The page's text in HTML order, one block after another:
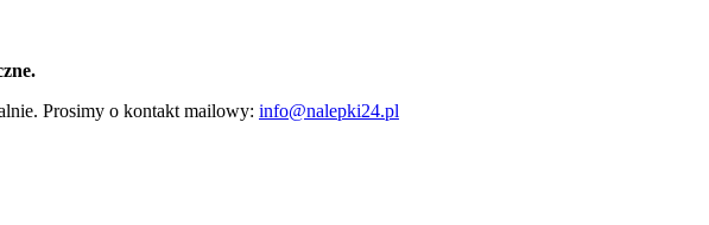
Prosimy o kontakt mailowy: info@nalepki24.pl